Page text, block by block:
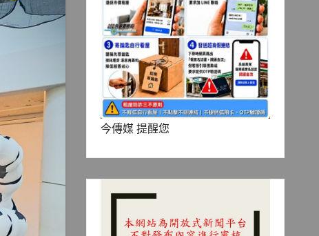
今傳媒 提醒您